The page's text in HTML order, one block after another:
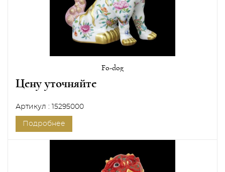
Fo-dog
Цену уточняйте
Артикул : 15295000
Подробнее